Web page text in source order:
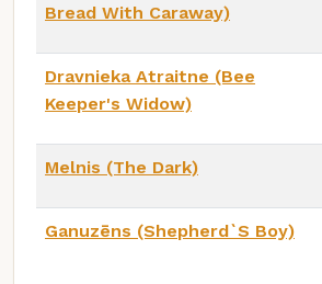
Bread With Caraway)
Dravnieka Atraitne (Bee
Keeper's Widow)
Melnis (The Dark)
Ganuzēns (Shepherd`S Boy)